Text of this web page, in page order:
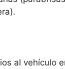
al vehículo